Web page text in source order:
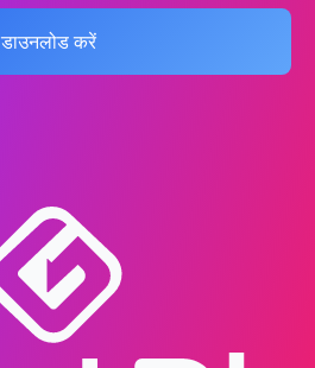
डाउनलोड करें